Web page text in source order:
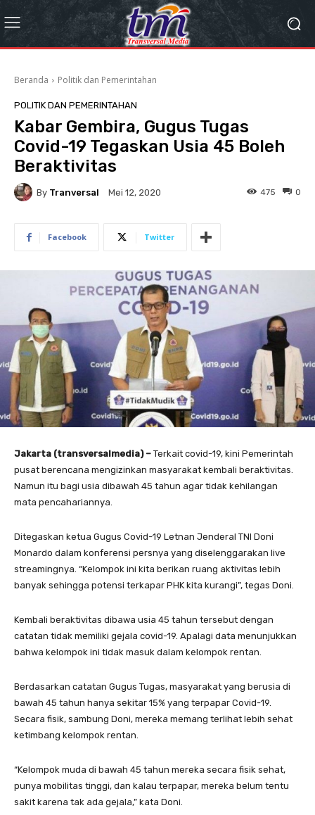
Beranda Politik dan Pemerintahan
POLITIK DAN PEMERINTAHAN
Kabar Gembira, Gugus Tugas
Covid-19 Tegaskan Usia 45 Boleh
Beraktivitas
By Tranversal Mei 12, 2020 0
475
Facebook Twitter
Jakarta (transversalmedia) – Terkait covid-19, kini Pemerintah
pusat berencana mengizinkan masyarakat kembali beraktivitas.
Namun itu bagi usia dibawah 45 tahun agar tidak kehilangan
mata pencahariannya.
Ditegaskan ketua Gugus Covid-19 Letnan Jenderal TNI Doni
Monardo dalam konferensi persnya yang diselenggarakan live
streamingnya. “Kelompok ini kita berikan ruang aktivitas lebih
banyak sehingga potensi terkapar PHK kita kurangi”, tegas Doni.
Kembali beraktivitas dibawa usia 45 tahun tersebut dengan
catatan tidak memiliki gejala covid-19. Apalagi data menunjukkan
bahwa kelompok ini tidak masuk dalam kelompok rentan.
Berdasarkan catatan Gugus Tugas, masyarakat yang berusia di
bawah 45 tahun hanya sekitar 15% yang terpapar Covid-19.
Secara fisik, sambung Doni, mereka memang terlihat lebih sehat
ketimbang kelompok rentan.
“Kelompok muda di bawah 45 tahun mereka secara fisik sehat,
punya mobilitas tinggi, dan kalau terpapar, mereka belum tentu
sakit karena tak ada gejala,” kata Doni.